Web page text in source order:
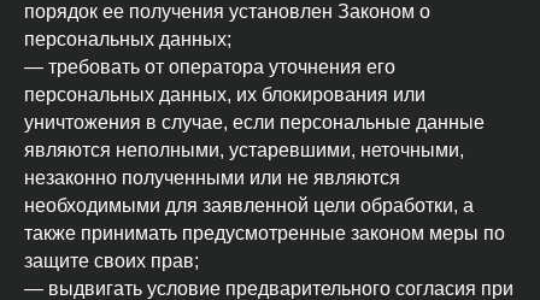
порядок ее получения установлен Законом о
персональных данных;
— требовать от оператора уточнения его
персональных данных, их блокирования или
уничтожения в случае, если персональные данные
являются неполными, устаревшими, неточными,
незаконно полученными или не являются
необходимыми для заявленной цели обработки, а
также принимать предусмотренные законом меры по
защите своих прав;
— выдвигать условие предварительного согласия при